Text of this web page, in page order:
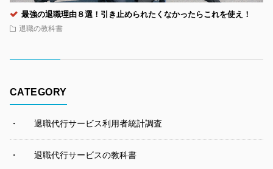
最強の退職理由８選！引き止められたくなかったらこれを使え！
退職の教科書
CATEGORY
退職代行サービス利用者統計調査
退職代行サービスの教科書